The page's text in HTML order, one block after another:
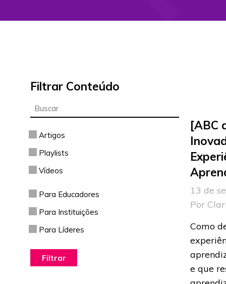
Filtrar Conteúdo
Artigos
Playlists
Vídeos
Para Educadores
Para Instituições
Para Líderes
[ABC
13 de
Por
Como
e que